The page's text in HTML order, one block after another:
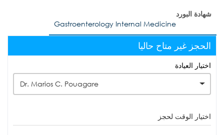
شهادة البورد
Gastroenterology Internal Medicine
الحجز غير متاح حاليا
اختيار العيادة
Dr. Marios C. Pouagare
اختيار الوقت لحجز